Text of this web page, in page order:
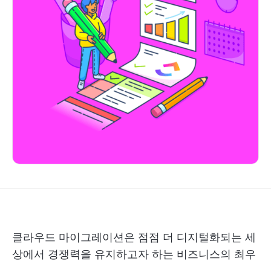
클라우드 마이그레이션은 점점 더 디지털화되는 세
상에서 경쟁력을 유지하고자 하는 비즈니스의 최우